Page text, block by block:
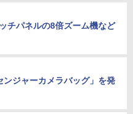
チパネルの8倍ズーム機など
ンジャーカメラバッグ」を発